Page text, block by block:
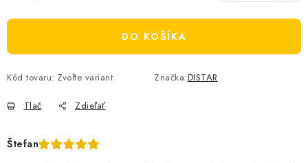
DO KOŠÍKA
Kód tovaru: Zvoľte variant Značka:DISTAR
Tlač Zdieľať
Štefan